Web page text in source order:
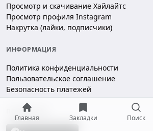
Главная Закладки Поиск
Просмотр и скачивание Хайлайтс
Просмотр профиля Instagram
Накрутка (лайки, подписчики)
ИНФОРМАЦИЯ
Политика конфиденциальности
Пользовательское соглашение
Безопасность платежей
ПОДДЕРЖКА
Чат поддержки